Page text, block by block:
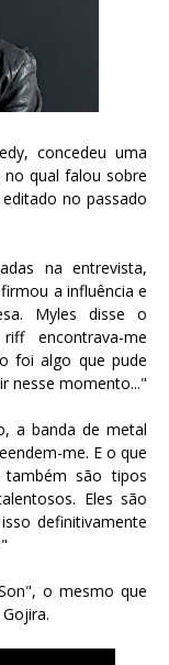
concedeu uma
no qual falou sobre
no passado
na entrevista,
a influência e
Myles disse o
encontrava-me
foi algo que pude
nesse momento..."
a banda de metal
me. E o que
são tipos
Eles são
definitivamente
o mesmo que